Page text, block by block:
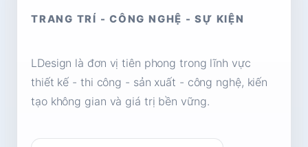
TRANG TRÍ - CÔNG NGHỆ - SỰ KIỆN
LDesign là đơn vị tiên phong trong lĩnh vực
thiết kế - thi công - sản xuất - công nghệ, kiến
tạo không gian và giá trị bền vững.